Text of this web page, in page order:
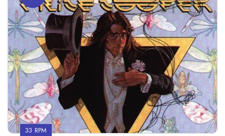
33 RPM